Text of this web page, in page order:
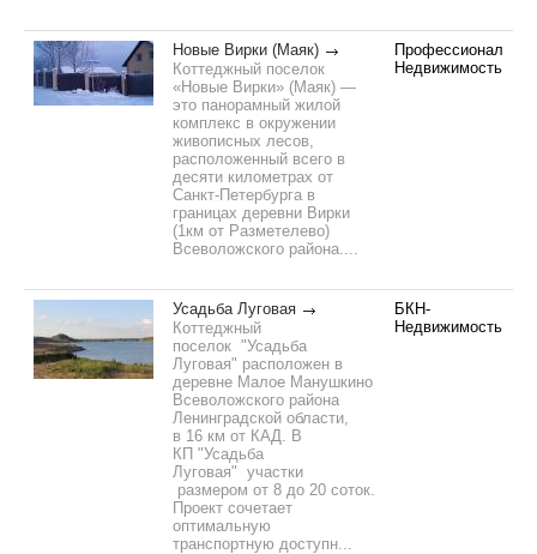
Новые Вирки (Маяк)
Коттеджный поселок
«Новые Вирки» (Маяк) —
это панорамный жилой
комплекс в окружении
живописных лесов,
расположенный всего в
десяти километрах от
Санкт-Петербурга в
границах деревни Вирки
(1км от Разметелево)
Всеволожского района....
Профессионал
Недвижимость
Усадьба Луговая
Коттеджный
поселок "Усадьба
Луговая" расположен в
деревне Малое Манушкино
Всеволожского района
Ленинградской области,
в 16 км от КАД. В
КП "Усадьба
Луговая" участки
размером от 8 до 20 соток.
Проект сочетает
оптимальную
транспортную доступн...
БКН-
Недвижимость